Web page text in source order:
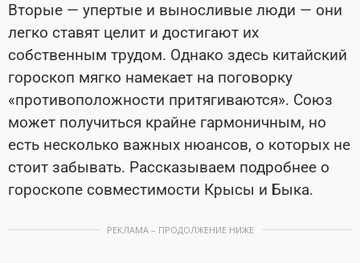
Вторые — упертые и выносливые люди — они
легко ставят целит и достигают их
собственным трудом. Однако здесь китайский
гороскоп мягко намекает на поговорку
«противоположности притягиваются». Союз
может получиться крайне гармоничным, но
есть несколько важных нюансов, о которых не
стоит забывать. Рассказываем подробнее о
гороскопе совместимости Крысы и Быка.
РЕКЛАМА – ПРОДОЛЖЕНИЕ НИЖЕ